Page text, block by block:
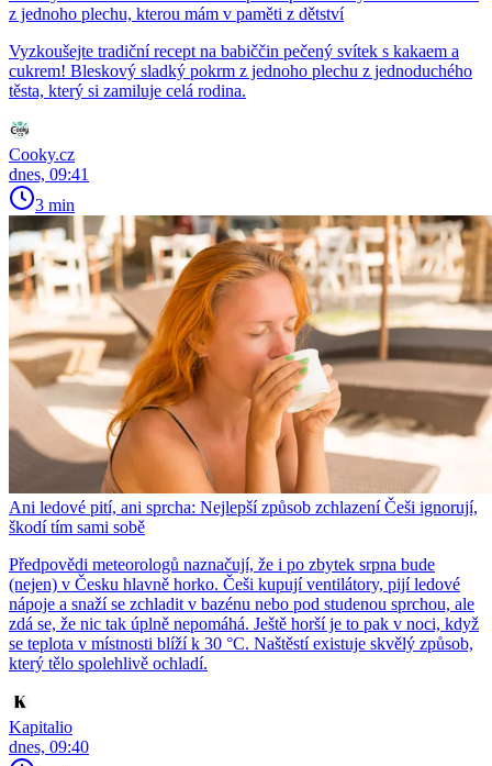
z jednoho plechu, kterou mám v paměti z dětství
Vyzkoušejte tradiční recept na babiččin pečený svítek s kakaem a
cukrem! Bleskový sladký pokrm z jednoho plechu z jednoduchého
těsta, který si zamiluje celá rodina.
Cooky.cz
dnes, 09:41
3 min
Ani ledové pití, ani sprcha: Nejlepší způsob zchlazení Češi ignorují,
škodí tím sami sobě
Předpovědi meteorologů naznačují, že i po zbytek srpna bude
(nejen) v Česku hlavně horko. Češi kupují ventilátory, pijí ledové
nápoje a snaží se zchladit v bazénu nebo pod studenou sprchou, ale
zdá se, že nic tak úplně nepomáhá. Ještě horší je to pak v noci, když
se teplota v místnosti blíží k 30 °C. Naštěstí existuje skvělý způsob,
který tělo spolehlivě ochladí.
Kapitalio
dnes, 09:40